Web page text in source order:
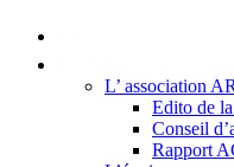
L’ association
Edito de
Conseil
Rapport